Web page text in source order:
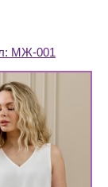
МЖ-001